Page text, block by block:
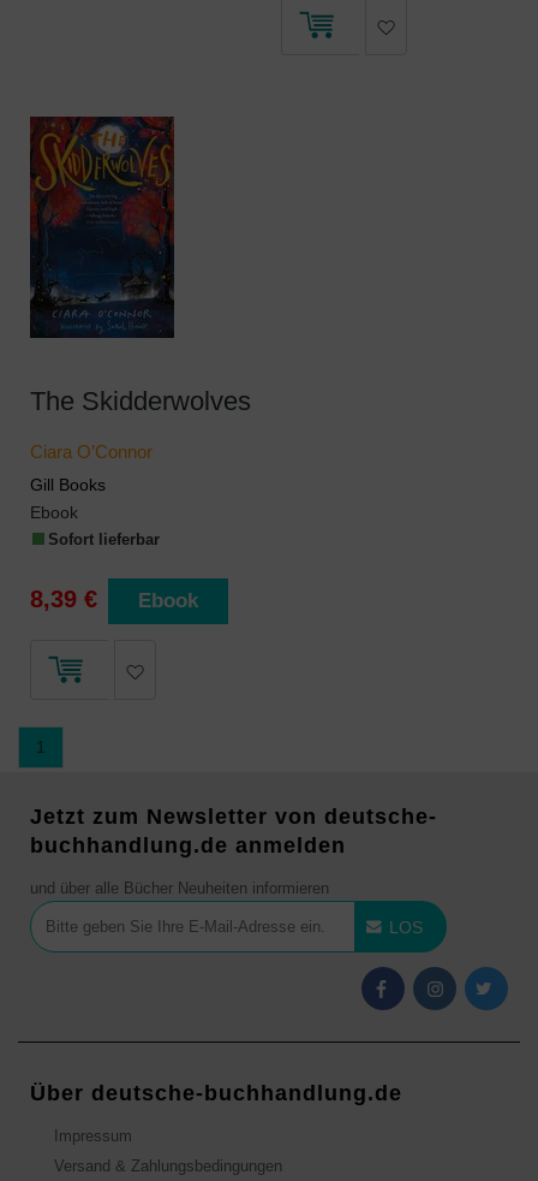
The Skidderwolves
Ciara O’Connor
Gill Books
Ebook
Sofort lieferbar
8,39 € Ebook
1
Jetzt zum Newsletter von deutsche-
buchhandlung.de anmelden
und über alle Bücher Neuheiten informieren
LOS
Über deutsche-buchhandlung.de
Impressum
Versand & Zahlungsbedingungen